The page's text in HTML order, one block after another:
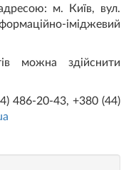
м. Київ, вул.
іміджевий
можна здійснити
486-20-43, +380 (44)